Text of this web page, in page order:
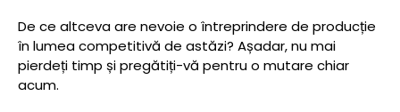
De ce altceva are nevoie o întreprindere de producție
în lumea competitivă de astăzi? Așadar, nu mai
pierdeți timp și pregătiți-vă pentru o mutare chiar
acum.